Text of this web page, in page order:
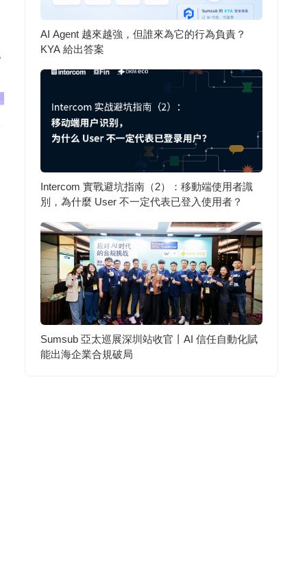
AI Agent 越來越強，但誰來為它的行為負責？
KYA 給出答案
Intercom 實戰避坑指南（2）：移動端使用者識
別，為什麼 User 不一定代表已登入使用者？
Sumsub 亞太巡展深圳站收官丨AI 信任自動化賦
能出海企業合規破局